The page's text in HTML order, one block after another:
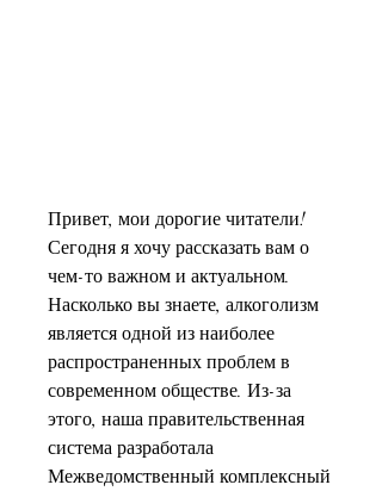
Привет, мои дорогие читатели!
Сегодня я хочу рассказать вам о
чем-то важном и актуальном.
Насколько вы знаете, алкоголизм
является одной из наиболее
распространенных проблем в
современном обществе. Из-за
этого, наша правительственная
система разработала
Межведомственный комплексный